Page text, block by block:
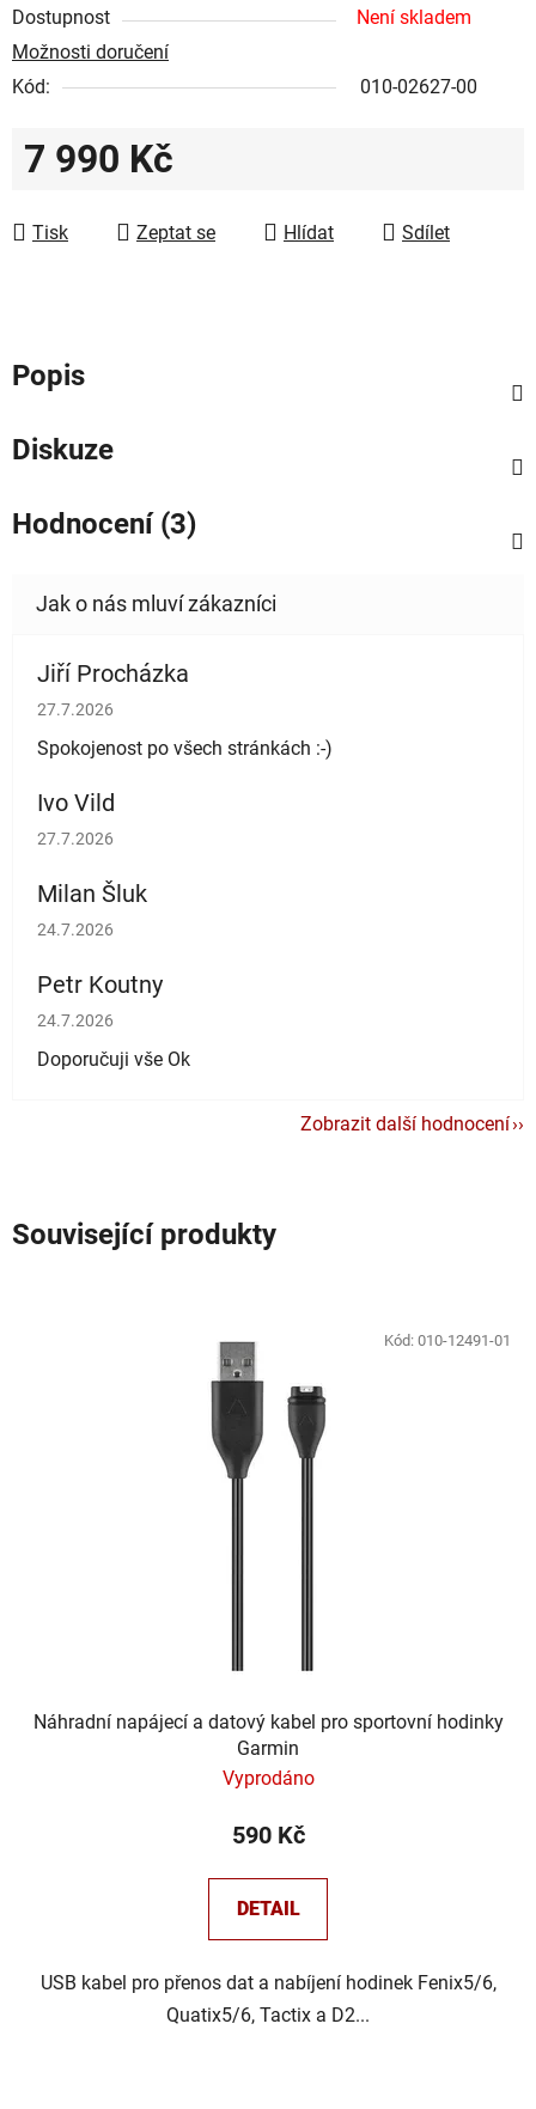
Dostupnost
Není skladem
Možnosti doručení
Kód:
010-02627-00
7 990 Kč
Tisk
Zeptat se Hlídat Sdílet
Popis
Diskuze
Hodnocení (3)
Jiří Procházka
Hodnocení obchodu je 5 z 5 hvězdiček.
27.7.2026
Spokojenost po všech stránkách :-)
Ivo Vild
Hodnocení obchodu je 5 z 5 hvězdiček.
27.7.2026
Milan Šluk
Hodnocení obchodu je 5 z 5 hvězdiček.
24.7.2026
Petr Koutny
Hodnocení obchodu je 5 z 5 hvězdiček.
24.7.2026
Doporučuji vše Ok
Zobrazit další hodnocení
Související produkty
Náhradní napájecí a datový kabel pro sportovní hodinky
Garmin
Vyprodáno
590 Kč
DETAIL
USB kabel pro přenos dat a nabíjení hodinek Fenix5/6,
Quatix5/6, Tactix a D2...
Kód: 010-12491-01